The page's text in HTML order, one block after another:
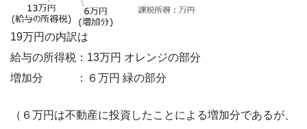
19万円の内訳は
給与の所得税：13万円 オレンジの部分
増加分 ：６万円 緑の部分
（６万円は不動産に投資したことによる増加分であるが、